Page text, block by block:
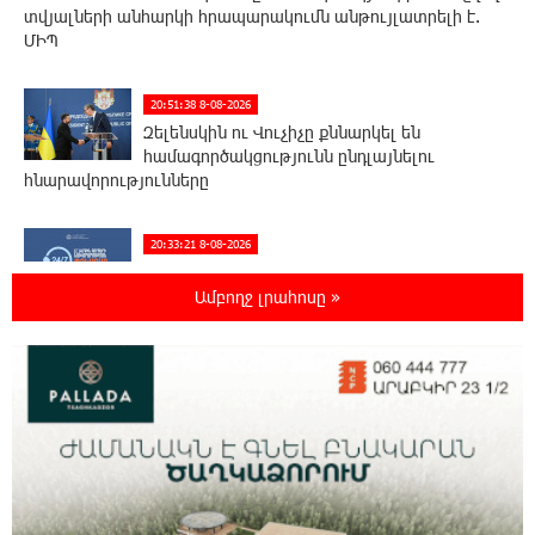
տվյալների անհարկի հրապարակումն անթույլատրելի է.
ՄԻՊ
20:51:38 8-08-2026
Զելենսկին ու Վուչիչը քննարկել են
համագործակցությունն ընդլայնելու
հնարավորությունները
20:33:21 8-08-2026
Հրդեհի ահազանգ Սայաթ-Նովա
պողոտայում. շենքից տարհանվել է 5
բնակիչ
ցուցահանդեսը երկարաձգվել է մինչև
օգոստոսի 30-ը
19:55:28 8-08-2026
Ամբողջ լրահոսը »